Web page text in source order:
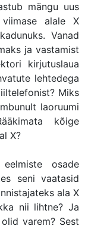
mängu uus
alale X
Vanad
ja vastamist
kirjutuslaua
lehtedega
Miks
laoruumi
kõige
X?
osade
seni vaatasid
ala X
nii lihtne? Ja
varem? Sest